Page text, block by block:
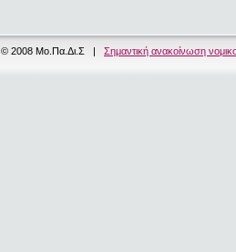
© 2008 Μο.Πα.Δι.Σ | Σημαντική ανακοίνωση